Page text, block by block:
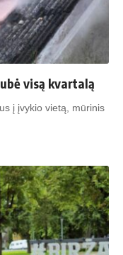
visą kvartalą
į įvykio vietą, mūrinis